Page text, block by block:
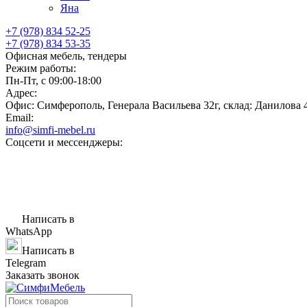
Яна
+7 (978) 834 52-25
+7 (978) 834 53-35
Офисная мебель, тендеры
Режим работы:
Пн-Пт, с 09:00-18:00
Адрес:
Офис: Симферополь, Генерала Васильева 32г, склад: Данилова
Email:
info@simfi-mebel.ru
Соцсети и мессенджеры:
Написать в
WhatsApp
Написать в
Telegram
Заказать звонок